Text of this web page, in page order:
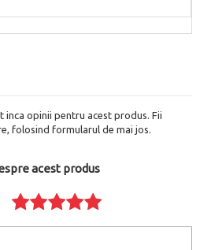
inca opinii pentru acest produs. Fii
folosind formularul de mai jos.
acest produs